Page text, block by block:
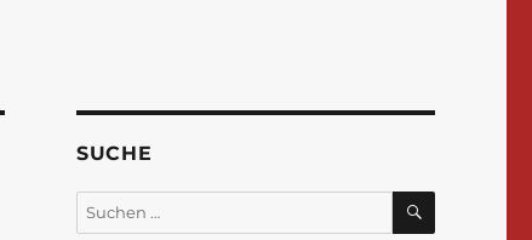
SUCHE
Suchen
nach:
SUCHEN